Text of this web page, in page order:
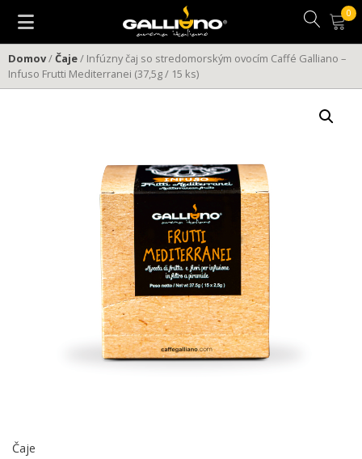
obsah
Domov/Čaje/ Infúzny čaj so stredomorským ovocím Caffé Galliano –
Infuso Frutti Mediterranei (37,5g / 15 ks)
Čaje